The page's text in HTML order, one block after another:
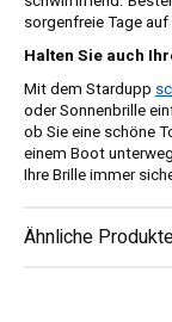
sorgenfreie Tage
Halten Sie auch
Mit dem Stardupp
oder Sonnenbrille
ob Sie eine schöne
einem Boot
Ihre Brille immer
Ähnliche